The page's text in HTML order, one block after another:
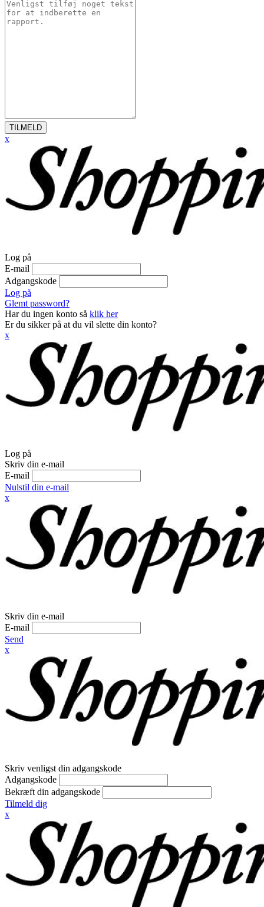
TILMELD
x
Log på
E-mail
Adgangskode
Log på
Glemt password?
Har du ingen konto så klik her
Er du sikker på at du vil slette din konto?
x
Log på
Skriv din e-mail
E-mail
Nulstil din e-mail
x
Skriv din e-mail
E-mail
Send
x
Skriv venligst din adgangskode
Adgangskode
Bekræft din adgangskode
Tilmeld dig
x